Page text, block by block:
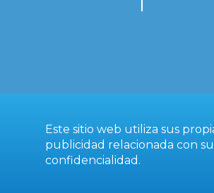
Este sitio web utiliza sus
publicidad relacionada con
confidencialidad .